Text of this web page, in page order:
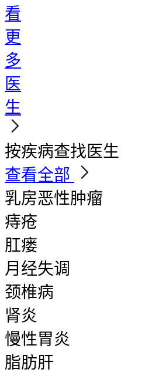
看
更
多
医
生
按疾病查找医生
查看全部
乳房恶性肿瘤
痔疮
肛瘘
月经失调
颈椎病
肾炎
慢性胃炎
脂肪肝